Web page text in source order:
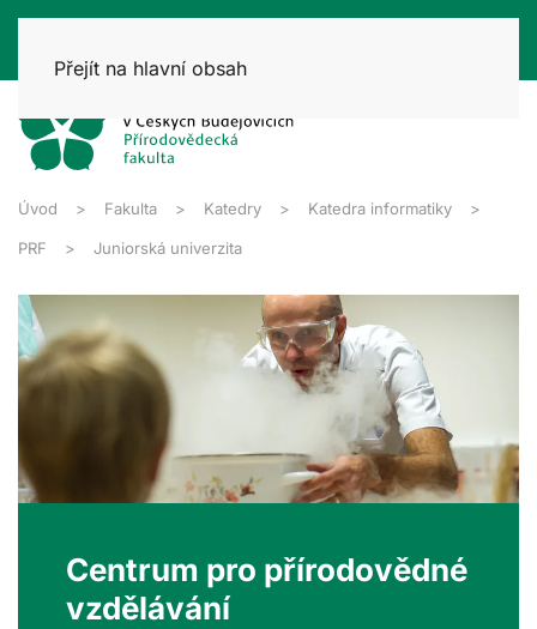
Přejít na hlavní obsah
Úvod Fakulta Katedry Katedra informatiky
PRF Juniorská univerzita
Centrum pro přírodovědné
vzdělávání